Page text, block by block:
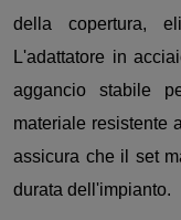
della copertura,
L'adattatore in
aggancio stabile
materiale resistente
assicura che il set
durata dell'impianto.